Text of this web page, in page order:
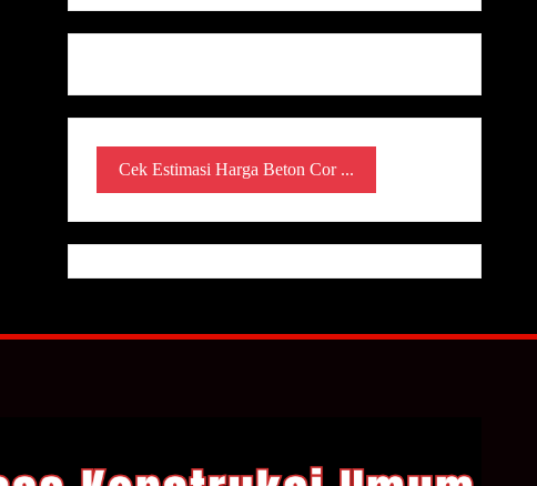
Cek Estimasi Harga Beton Cor ...